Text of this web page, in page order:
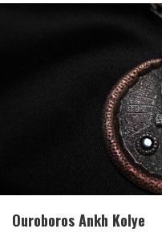
Ouroboros Ankh Kolye